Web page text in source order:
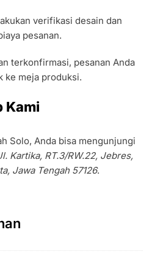
verifikasi desain dan
pesanan.
terkonfirmasi, pesanan Anda
ke meja produksi.
Kami
Solo, Anda bisa mengunjungi
Kartika, RT.3/RW.22, Jebres,
Jawa Tengah 57126.